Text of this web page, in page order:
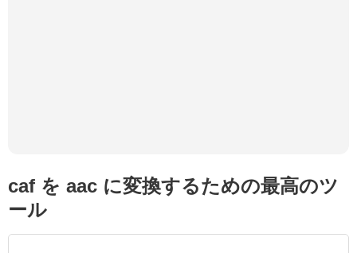
caf を aac に変換するための最高のツ
ール